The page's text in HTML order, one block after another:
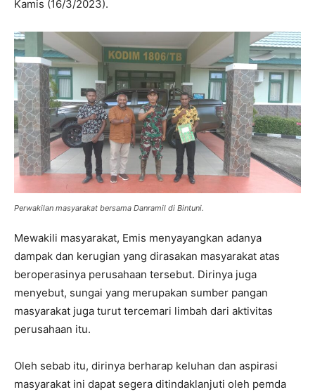
Kamis (16/3/2023).
Perwakilan masyarakat bersama Danramil di Bintuni.
Mewakili masyarakat, Emis menyayangkan adanya
dampak dan kerugian yang dirasakan masyarakat atas
beroperasinya perusahaan tersebut. Dirinya juga
menyebut, sungai yang merupakan sumber pangan
masyarakat juga turut tercemari limbah dari aktivitas
perusahaan itu.
Oleh sebab itu, dirinya berharap keluhan dan aspirasi
masyarakat ini dapat segera ditindaklanjuti oleh pemda